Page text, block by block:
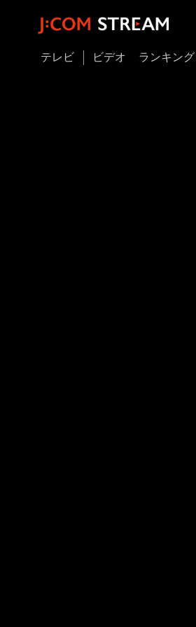
テレビ ビデオ ランキング